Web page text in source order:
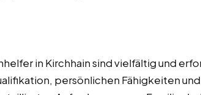
in Kirchhain sind vielfältig und
persönlichen Fähigkeiten